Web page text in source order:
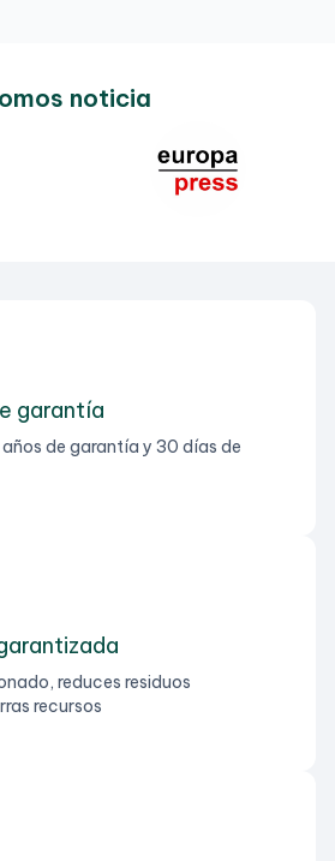
noticia
garantía
de garantía y 30 días de
reduces residuos
recursos